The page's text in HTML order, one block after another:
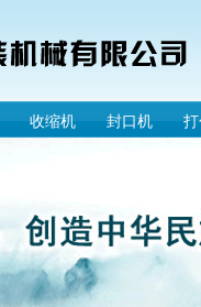
收缩机 封口机